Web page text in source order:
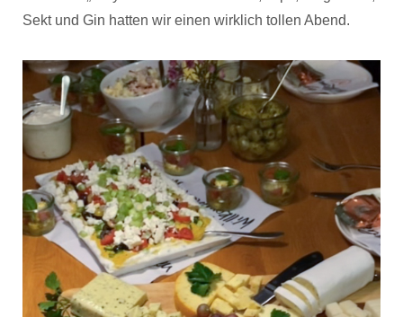
Sekt und Gin hatten wir einen wirklich tollen Abend.